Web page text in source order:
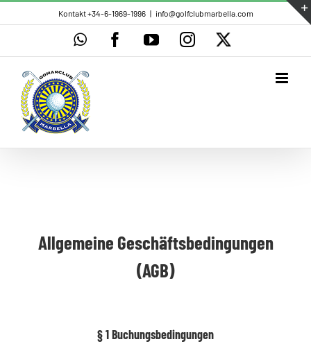
to
Kontakt +34-6-1969-1996 | info@golfclubmarbella.com
WhatsAppFacebookYouTubeInstagram
X
Allgemeine Geschäftsbedingungen
(AGB)
§ 1 Buchungsbedingungen